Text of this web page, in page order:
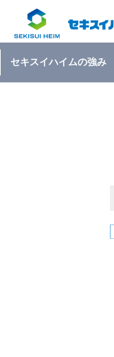
セキスイハイムの強み